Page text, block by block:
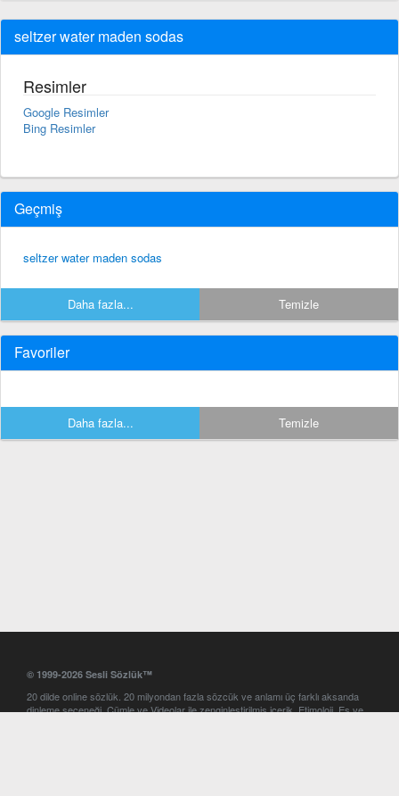
seltzer water maden sodas
Resimler
Google Resimler
Bing Resimler
Geçmiş
seltzer water maden sodas
Daha fazla... Temizle
Favoriler
Daha fazla... Temizle
© 1999-2026 Sesli Sözlük™
20 dilde online sözlük. 20 milyondan fazla sözcük ve anlamı üç farklı aksanda
dinleme seçeneği. Cümle ve Videolar ile zenginleştirilmiş içerik. Etimoloji, Eş ve